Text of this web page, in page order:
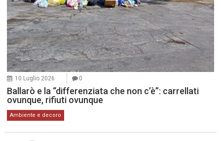
10 Luglio 2026 0
Ballarò e la “differenziata che non c’è”: carrellati
ovunque, rifiuti ovunque
Ambiente e decoro